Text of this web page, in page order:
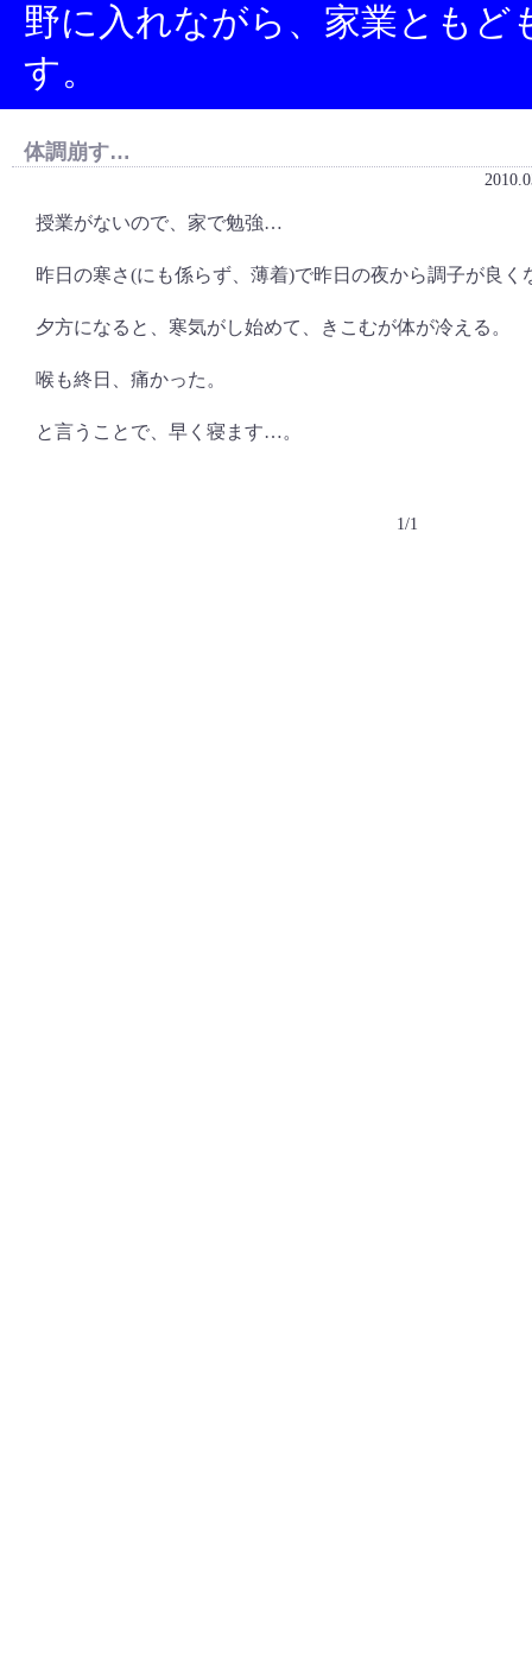
野に入れながら、家業とも
す。
体調崩す…
授業がないので、家で勉強…
昨日の寒さ(にも係らず、薄着)で昨日の夜から調子が良く
夕方になると、寒気がし始めて、きこむが体が冷える。
喉も終日、痛かった。
と言うことで、早く寝ます…。
1/1